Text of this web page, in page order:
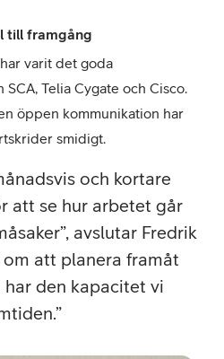
till framgång
varit det goda
Telia Cygate och Cisco.
öppen kommunikation har
smidigt.
och kortare
att se hur arbetet går
avslutar Fredrik
om att planera framåt
den kapacitet vi